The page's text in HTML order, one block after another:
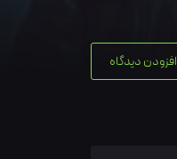
افزودن دیدگاه